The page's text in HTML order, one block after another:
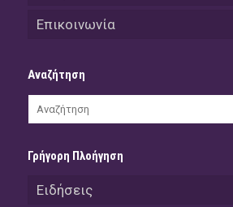
Επικοινωνία
Αναζήτηση
Γρήγορη Πλοήγηση
Ειδήσεις